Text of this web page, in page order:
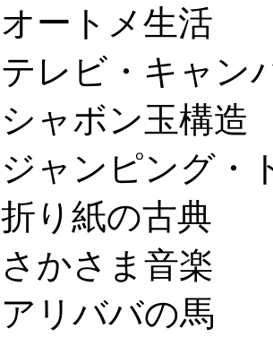
オートメ生活
テレビ・キャン
シャボン玉構造
ジャンピング・
折り紙の古典
さかさま音楽
アリババの馬